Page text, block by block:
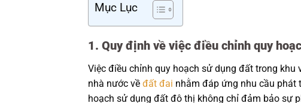
Mục Lục
1. Quy định về việc điều chỉnh quy
Việc điều chỉnh quy hoạch sử dụng đất trong
nhà nước về đất đai nhằm đáp ứng nhu cầu phát
hoạch sử dụng đất đô thị không chỉ đảm bảo sự